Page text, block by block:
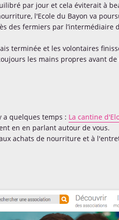
par jour et cela éviterait à
l'Ecole du Bayon va
fermiers par l’intermédiaire
terminée et les volontaires
les mains propres avant
a quelques temps : La cantine
en en parlant autour de vous.
achats de nourriture et à